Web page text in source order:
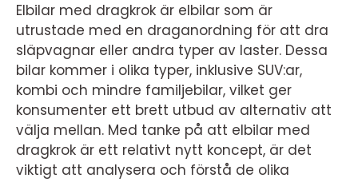
Elbilar med dragkrok är elbilar som är
utrustade med en draganordning för att dra
släpvagnar eller andra typer av laster. Dessa
bilar kommer i olika typer, inklusive SUV:ar,
kombi och mindre familjebilar, vilket ger
konsumenter ett brett utbud av alternativ att
välja mellan. Med tanke på att elbilar med
dragkrok är ett relativt nytt koncept, är det
viktigt att analysera och förstå de olika